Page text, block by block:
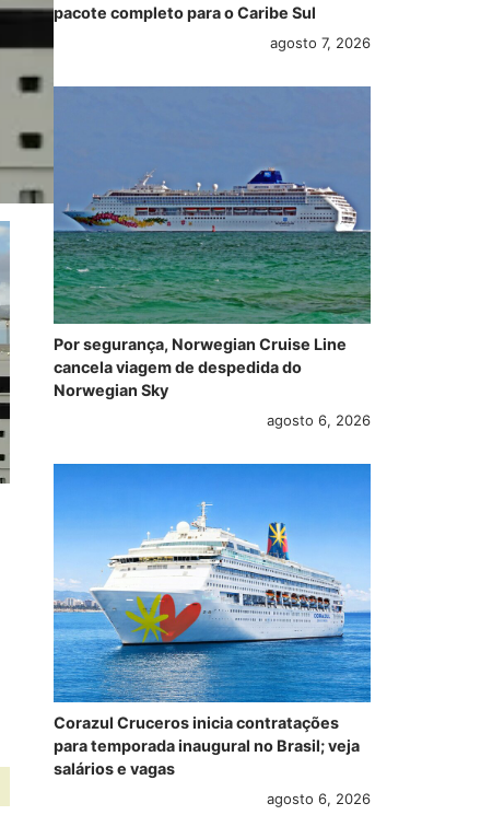
pacote completo para o Caribe Sul
agosto 7, 2026
Por segurança, Norwegian Cruise Line
cancela viagem de despedida do
Norwegian Sky
agosto 6, 2026
Corazul Cruceros inicia contratações
para temporada inaugural no Brasil; veja
salários e vagas
agosto 6, 2026